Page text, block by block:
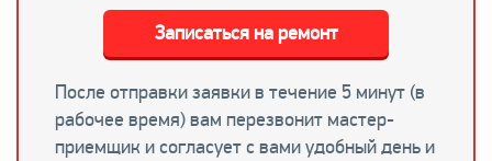
После отправки заявки в течение 5 минут (в
рабочее время) вам перезвонит мастер-
приемщик и согласует с вами удобный день и
Записаться на ремонт